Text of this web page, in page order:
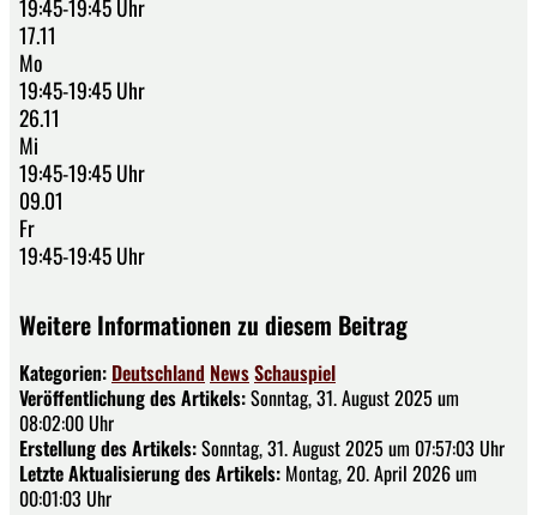
19:45-19:45 Uhr
17.11
Mo
19:45-19:45 Uhr
26.11
Mi
19:45-19:45 Uhr
09.01
Fr
19:45-19:45 Uhr
Weitere Informationen zu diesem Beitrag
Kategorien: Deutschland NewsSchauspiel
Veröffentlichung des Artikels:Sonntag, 31. August 2025 um
08:02:00 Uhr
Erstellung des Artikels:Sonntag, 31. August 2025 um 07:57:03 Uhr
Letzte Aktualisierung des Artikels: Montag, 20. April 2026 um
00:01:03 Uhr